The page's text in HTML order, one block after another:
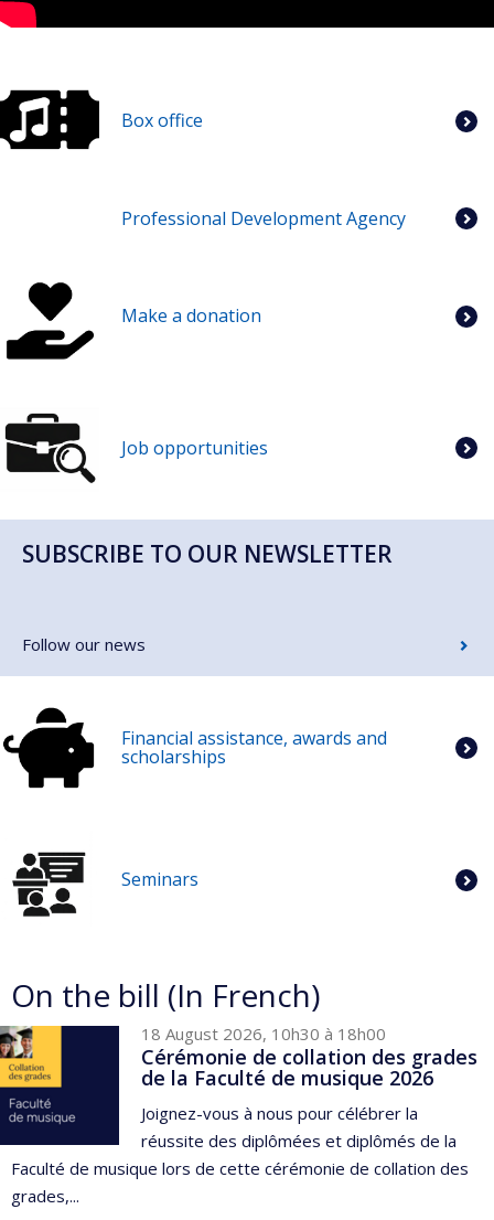
Box office
Professional Development Agency
Make a donation
Job opportunities
SUBSCRIBE TO OUR NEWSLETTER
Follow our news
Financial assistance, awards and
scholarships
Seminars
On the bill (In French)
18 August 2026, 10h30 à 18h00
Cérémonie de collation des grades
de la Faculté de musique 2026
Joignez-vous à nous pour célébrer la
réussite des diplômées et diplômés de la
Faculté de musique lors de cette cérémonie de collation des
grades,...